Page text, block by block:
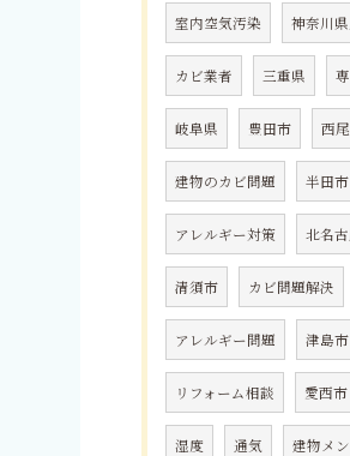
室内空気汚染 神奈川
カビ業者 三重県
岐阜県 豊田市 西
建物のカビ問題 半田市
アレルギー対策 北名
清須市 カビ問題解決
アレルギー問題 津島市
リフォーム相談 愛西市
湿度 通気 建物メ